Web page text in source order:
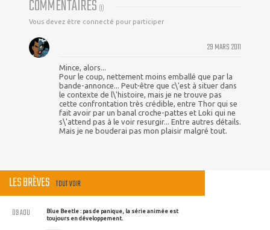
COMMENTAIRES (1)
Vous devez être connecté pour participer
29 MARS 2011
Mince, alors...
Pour le coup, nettement moins emballé que par la
bande-annonce... Peut-être que c\'est à situer dans
le contexte de l\'histoire, mais je ne trouve pas
cette confrontation très crédible, entre Thor qui se
fait avoir par un banal croche-pattes et Loki qui ne
s\'attend pas à le voir resurgir... Entre autres détails.
Mais je ne bouderai pas mon plaisir malgré tout.
LES BRÈVES TOUT VOIR
Blue Beetle : pas de panique, la série animée est
toujours en développement.
09 AOU